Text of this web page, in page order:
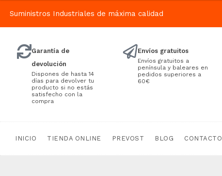
Suministros Industriales de máxima calidad
Garantía de
devolución
Dispones de hasta 14
días para devolver tu
producto si no estás
satisfecho con la
compra
Envíos gratuitos
Envíos gratuitos a
península y baleares en
pedidos superiores a
60€
INICIO TIENDA ONLINE PREVOST BLOG CONTACTO